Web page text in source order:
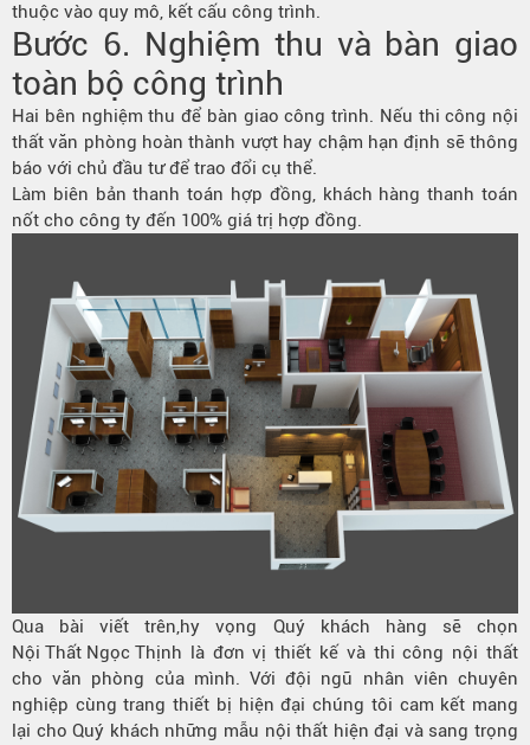
thuộc vào quy mô, kết cấu công trình.
Bước 6. Nghiệm thu và bàn giao
toàn bộ công trình
Hai bên nghiệm thu để bàn giao công trình. Nếu thi công nội
thất văn phòng hoàn thành vượt hay chậm hạn định sẽ thông
báo với chủ đầu tư để trao đổi cụ thể.
Làm biên bản thanh toán hợp đồng, khách hàng thanh toán
nốt cho công ty đến 100% giá trị hợp đồng.
Qua bài viết trên,hy vọng Quý khách hàng sẽ chọn
Nội Thất Ngọc Thịnh là đơn vị thiết kế và thi công nội thất
cho văn phòng của mình. Với đội ngũ nhân viên chuyên
nghiệp cùng trang thiết bị hiện đại chúng tôi cam kết mang
lại cho Quý khách những mẫu nội thất hiện đại và sang trọng